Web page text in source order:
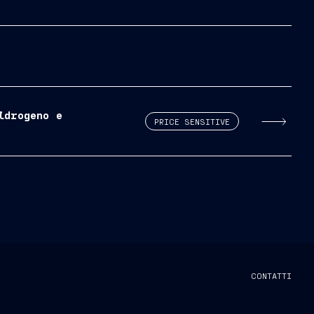
e
PRICE SENSITIVE
CONTATTI